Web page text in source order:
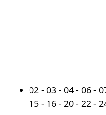
02 - 03 - 04 - 06 -
15 - 16 - 20 - 22 -